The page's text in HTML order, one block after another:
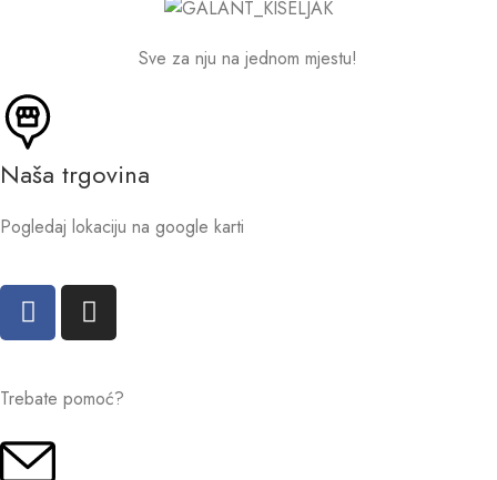
Sve za nju na jednom mjestu!
Naša trgovina
Pogledaj lokaciju na google karti
Trebate pomoć?